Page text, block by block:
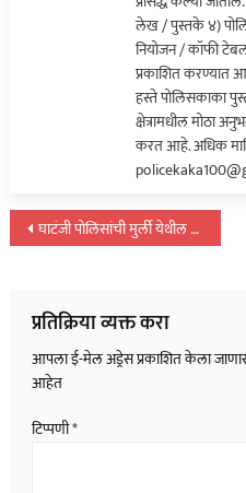
लेख / पुस्तके ४)
नियोजन / कॉफी
प्रकाशित करण्यात
हस्ते पोलिसकाका
क्षेत्रामधील मोठा
करत आहे. अधिक
पोस्टचे
घाटंजी पोलिसांची मुर्ली येथील जुगार अड्डयावर धाड; आरोपींमध्ये शिक्षक…
प्रतिक्रिया व्यक्त करा
आपला ई-मेल अड्रेस प्रकाशित केला जाणार
आहेत
टिप्पणी*